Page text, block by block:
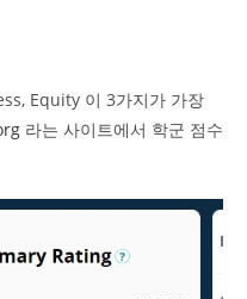
Equity 이 3가지가 가장
라는 사이트에서 학군 점수